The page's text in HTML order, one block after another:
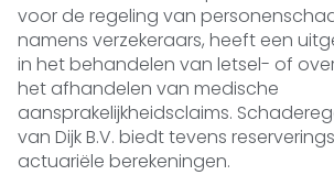
voor de regeling van
namens verzekeraars, heeft een
in het behandelen van letsel- of
het afhandelen van medische
aansprakelijkheidsclaims.
van Dijk B.V. biedt tevens
actuariële berekeningen.